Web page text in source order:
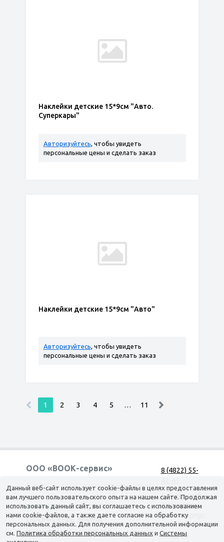
Наклейки детские 15*9см "Авто.
Суперкары"
Авторизуйтесь, чтобы увидеть
персональные цены и сделать заказ
Наклейки детские 15*9см "Авто"
Авторизуйтесь, чтобы увидеть
персональные цены и сделать заказ
1 2 3 4 5 … 11
ООО «ВООК-сервис»
Согласие на обработку персональных данных
КАТАЛОГ
ДОСТАВКА
ОФОРМЛЕНИЕ ЗАКАЗА
О КОМПАНИИ
ТОП-500
8 (4822) 55-
г. Тверь, наб.
А. Никитина,
д. 144 корпус
1
(вход со
Данный веб-сайт использует cookie-файлы в целях предоставления
вам лучшего пользовательского опыта на нашем сайте. Продолжая
использовать данный сайт, вы соглашаетесь с использованием
нами cookie-файлов, а также даете согласие на обработку
персональных данных. Для получения дополнительной информации
см. Политика обработки персональных данных и Системы